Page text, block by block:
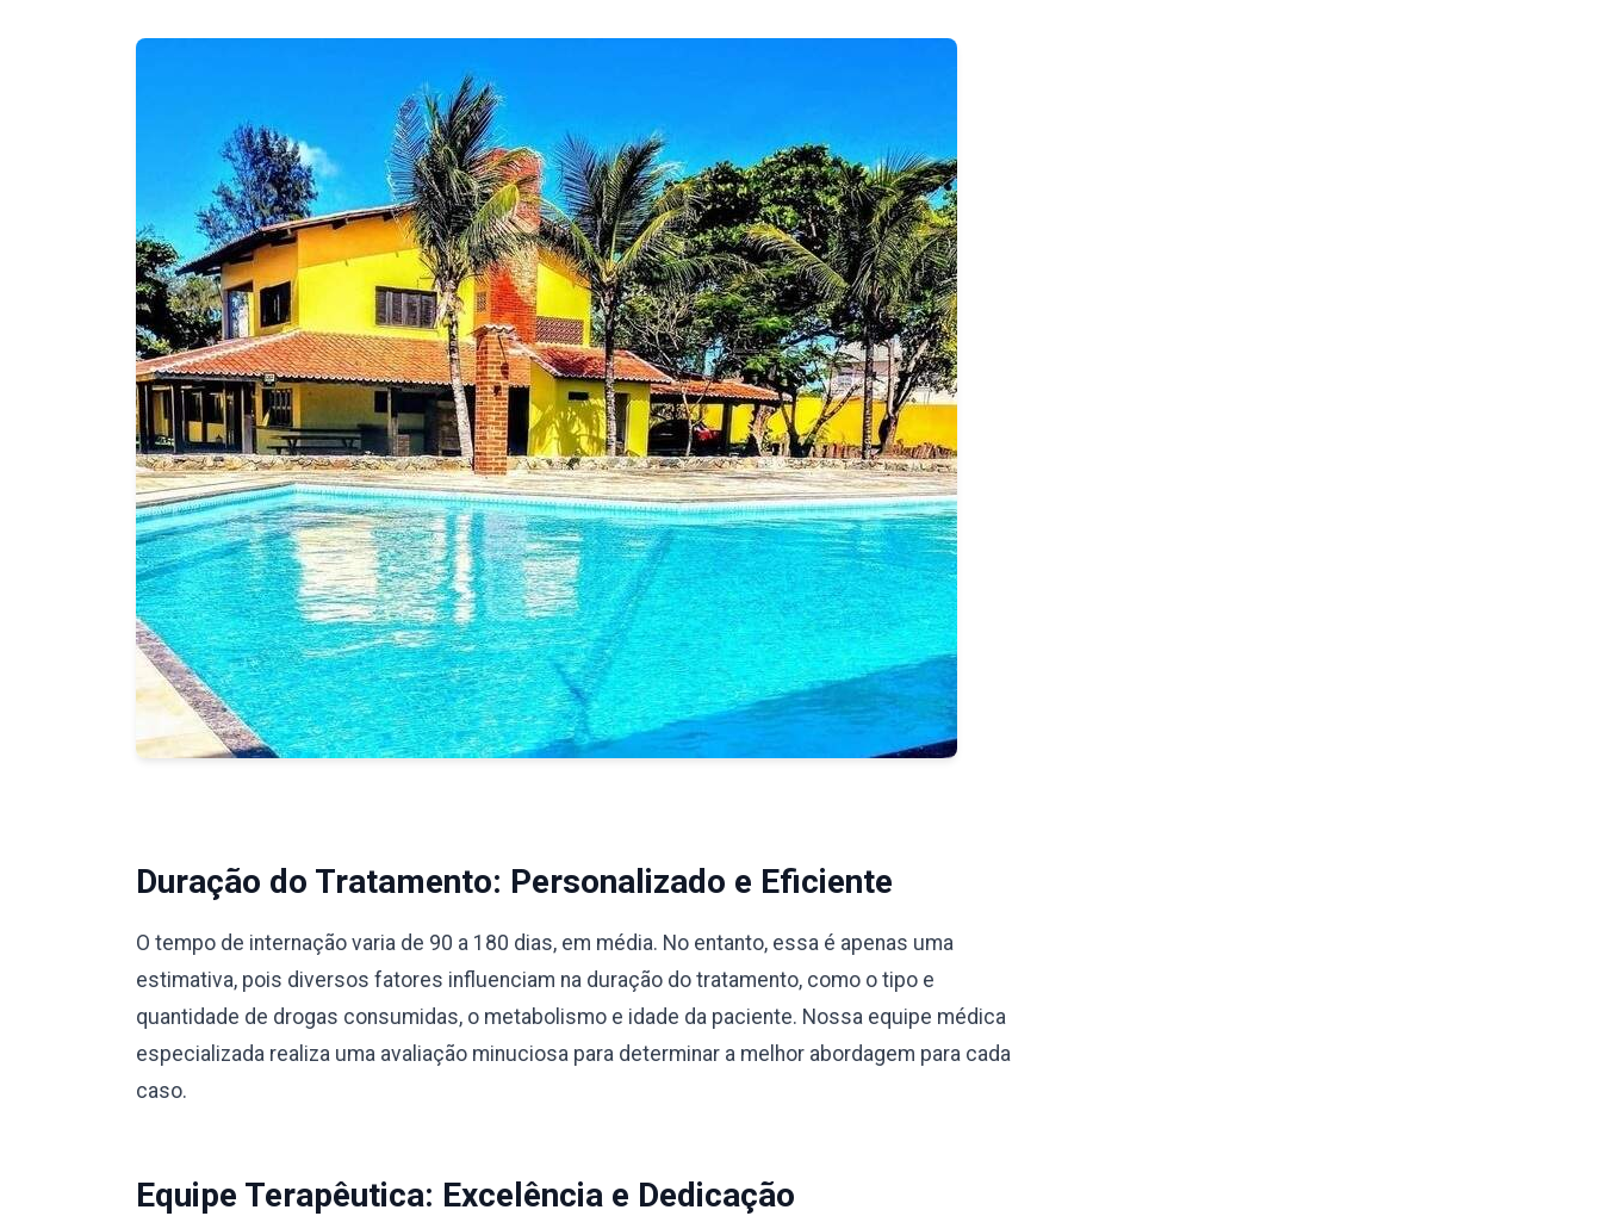
Duração do Tratamento: Personalizado e Eficiente
O tempo de internação varia de 90 a 180 dias, em média. No entanto, essa é apenas uma
estimativa, pois diversos fatores influenciam na duração do tratamento, como o tipo e
quantidade de drogas consumidas, o metabolismo e idade da paciente. Nossa equipe médica
especializada realiza uma avaliação minuciosa para determinar a melhor abordagem para cada
caso.
Equipe Terapêutica: Excelência e Dedicação